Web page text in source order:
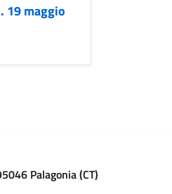
19 maggio
Palagonia (CT)